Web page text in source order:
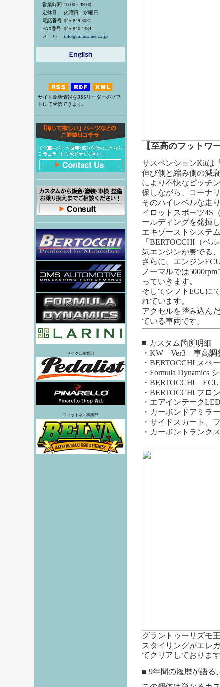
営業時間 10:00～19:00
定休日
火曜日、水曜日
電話番号 045-849-3031
FAX番号 045-840-4334
メール
info@miracolare.co.jp
サイト最新情報をRSSリーダーのソフ
トにて受信できます。
サイクル事業部
フィットネス事業部
【至高のフットワ
サスペンションKitは
伸び側と縮み側の減
により不快なピッチ
保しながら、コーナ
そのハイレベルな走
イロットスポーツ4S
ールディングを発揮
エキゾーストシステ
「BERTOCCHI（ベ
気エンジンが奏でる
さらに、エンジン
ノーマルでは
っていきます。
そしてシフトECUに
れています。
アクセルを踏み込ん
ている車両です。
■ カスタム箇所明細
・KW Ver3 車高調
・BERTOCCHI スペ
・Formula Dynamics
・BERTOCCHI
・ BERTOCCHI フロ
・ エアインテーク
・ カーボンドアミラー
・サイドスカート、
・ カーボントランク
グラントゥーリズモ
スタイリングがエレ
てクリアしておりま
■ 9年間の履歴が語る